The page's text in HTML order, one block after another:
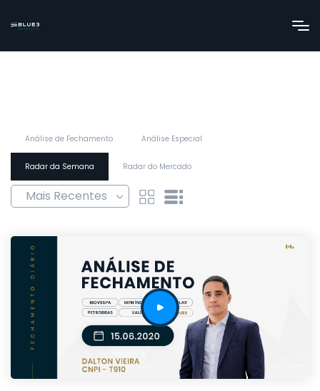
Análise de Fechamento Análise Especial
Radar da Semana Radar do Mercado